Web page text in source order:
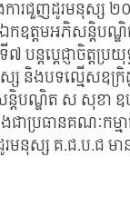
ងការជួញដូរមនុស្ស​
ឯកឧត្តមអភិសន្ដិប
ន្តប្តេជ្ញាចិត្តប្រយុ
និងបទល្មើសឧក្រិ
ដិបណ្ឌិត ស សុខា ឧប
ងជាប្រធានគណៈកម្ម
មនុស្ស គ.ជ.ប.ជ ម